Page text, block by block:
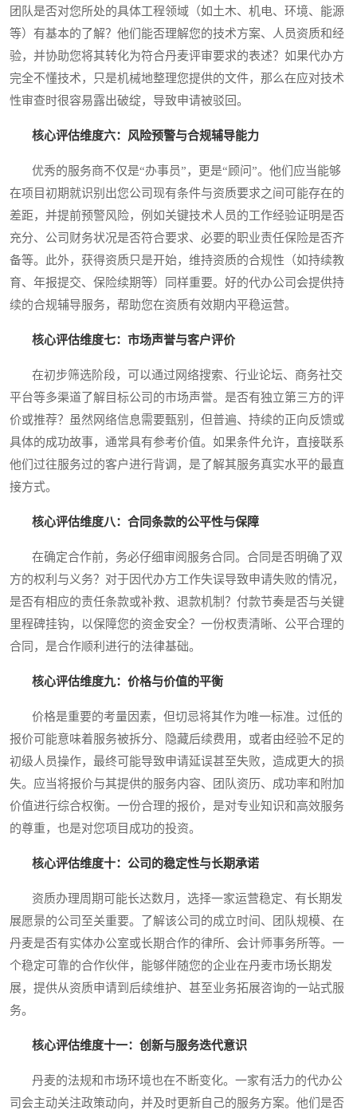
团队是否对您所处的具体工程领域（如土木、机电、环境、能源
等）有基本的了解？他们能否理解您的技术方案、人员资质和经
验，并协助您将其转化为符合丹麦评审要求的表述？如果代办方
完全不懂技术，只是机械地整理您提供的文件，那么在应对技术
性审查时很容易露出破绽，导致申请被驳回。
核心评估维度六：风险预警与合规辅导能力
优秀的服务商不仅是“办事员”，更是“顾问”。他们应当能够
在项目初期就识别出您公司现有条件与资质要求之间可能存在的
差距，并提前预警风险，例如关键技术人员的工作经验证明是否
充分、公司财务状况是否符合要求、必要的职业责任保险是否齐
备等。此外，获得资质只是开始，维持资质的合规性（如持续教
育、年报提交、保险续期等）同样重要。好的代办公司会提供持
续的合规辅导服务，帮助您在资质有效期内平稳运营。
核心评估维度七：市场声誉与客户评价
在初步筛选阶段，可以通过网络搜索、行业论坛、商务社交
平台等多渠道了解目标公司的市场声誉。是否有独立第三方的评
价或推荐？虽然网络信息需要甄别，但普遍、持续的正向反馈或
具体的成功故事，通常具有参考价值。如果条件允许，直接联系
他们过往服务过的客户进行背调，是了解其服务真实水平的最直
接方式。
核心评估维度八：合同条款的公平性与保障
在确定合作前，务必仔细审阅服务合同。合同是否明确了双
方的权利与义务？对于因代办方工作失误导致申请失败的情况，
是否有相应的责任条款或补救、退款机制？付款节奏是否与关键
里程碑挂钩，以保障您的资金安全？一份权责清晰、公平合理的
合同，是合作顺利进行的法律基础。
核心评估维度九：价格与价值的平衡
价格是重要的考量因素，但切忌将其作为唯一标准。过低的
报价可能意味着服务被拆分、隐藏后续费用，或者由经验不足的
初级人员操作，最终可能导致申请延误甚至失败，造成更大的损
失。应当将报价与其提供的服务内容、团队资历、成功率和附加
价值进行综合权衡。一份合理的报价，是对专业知识和高效服务
的尊重，也是对您项目成功的投资。
核心评估维度十：公司的稳定性与长期承诺
资质办理周期可能长达数月，选择一家运营稳定、有长期发
展愿景的公司至关重要。了解该公司的成立时间、团队规模、在
丹麦是否有实体办公室或长期合作的律所、会计师事务所等。一
个稳定可靠的合作伙伴，能够伴随您的企业在丹麦市场长期发
展，提供从资质申请到后续维护、甚至业务拓展咨询的一站式服
务。
核心评估维度十一：创新与服务迭代意识
丹麦的法规和市场环境也在不断变化。一家有活力的代办公
司会主动关注政策动向，并及时更新自己的服务方案。他们是否